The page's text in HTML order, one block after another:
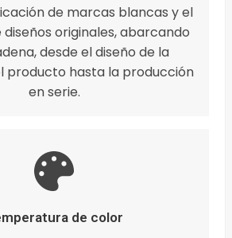
de marcas blancas y el
originales, abarcando
desde el diseño de la
producto hasta la producción
en serie.
de color